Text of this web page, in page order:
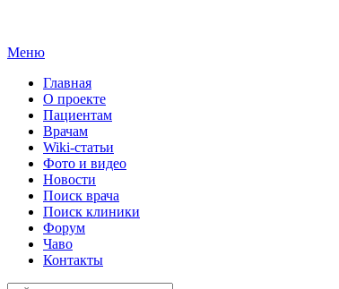
Меню
Главная
О проекте
Пациентам
Врачам
Wiki-статьи
Фото и видео
Новости
Поиск врача
Поиск клиники
Форум
Чаво
Контакты